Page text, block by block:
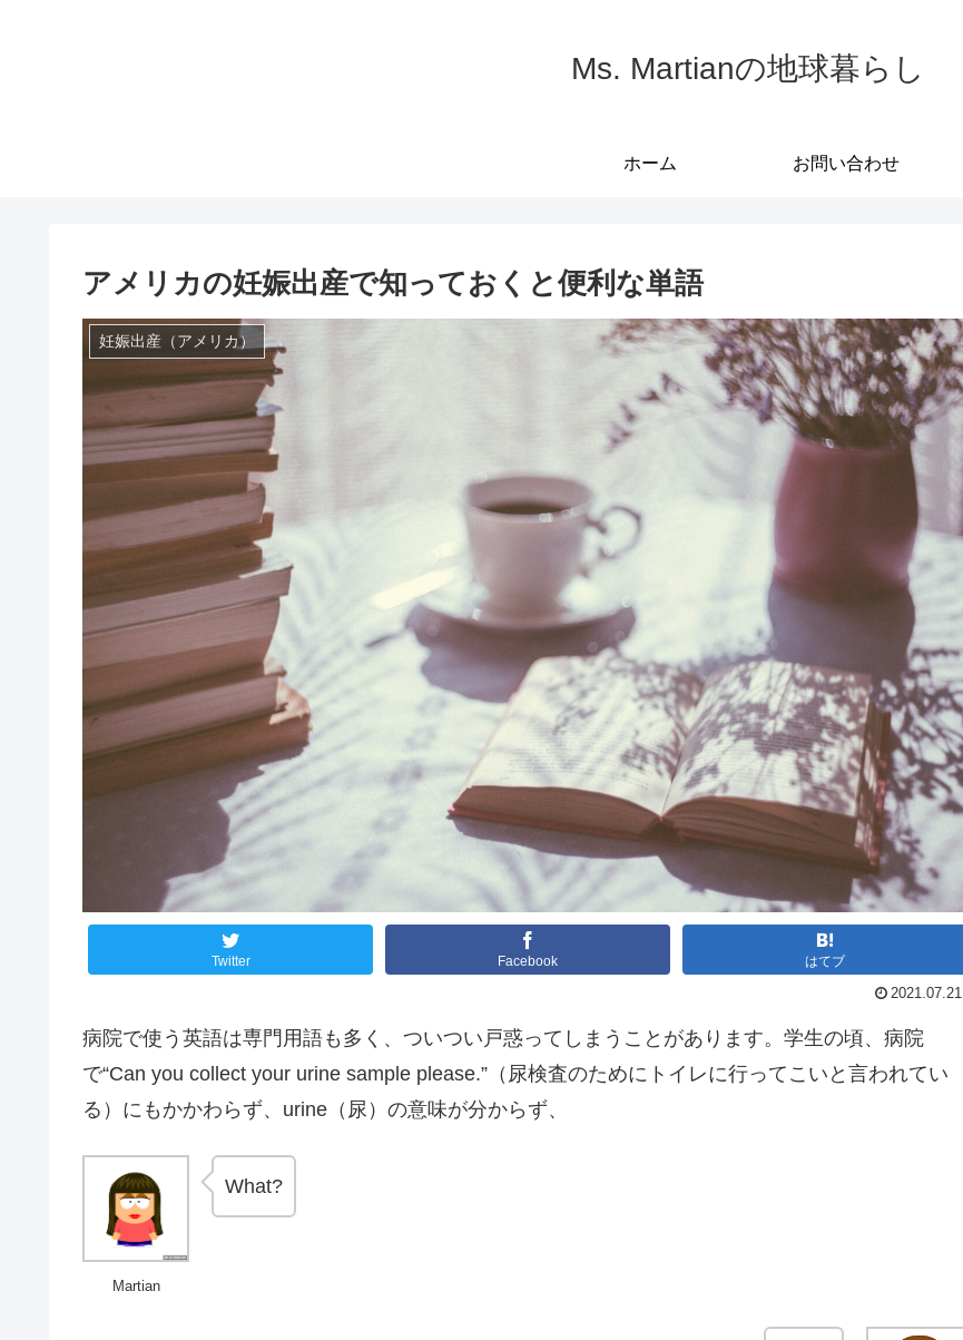
Ms. Martianの地球暮らし
ホーム お問い合わせ
アメリカの妊娠出産で知っておくと便利な単語
妊娠出産（アメリカ）
Twitter Facebook はてブ
2021.07.21
病院で使う英語は専門用語も多く、ついつい戸惑ってしまうことがあります。学生の頃、病院
で“Can you collect your urine sample please.”（尿検査のためにトイレに行ってこいと言われてい
る）にもかかわらず、urine（尿）の意味が分からず、
Martian
What?